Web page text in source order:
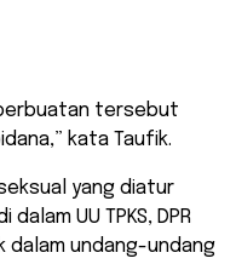
tersebut
kata Taufik.
yang diatur
UU TPKS, DPR
dalam undang-undang